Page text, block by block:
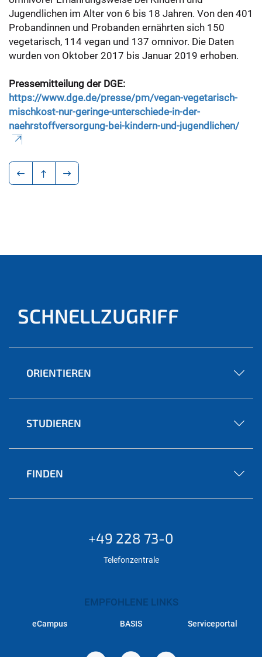
Jugendlichen im Alter von 6 bis 18 Jahren. Von den 401
Probandinnen und Probanden ernährten sich 150
vegetarisch, 114 vegan und 137 omnivor. Die Daten
wurden von Oktober 2017 bis Januar 2019 erhoben.
Pressemitteilung der DGE:
https://www.dge.de/presse/pm/vegan-vegetarisch-
mischkost-nur-geringe-unterschiede-in-der-
naehrstoffversorgung-bei-kindern-und-jugendlichen/
SCHNELLZUGRIFF
ORIENTIEREN
STUDIEREN
FINDEN
+49 228 73-0
Telefonzentrale
EMPFOHLENE LINKS
eCampus BASIS Serviceportal